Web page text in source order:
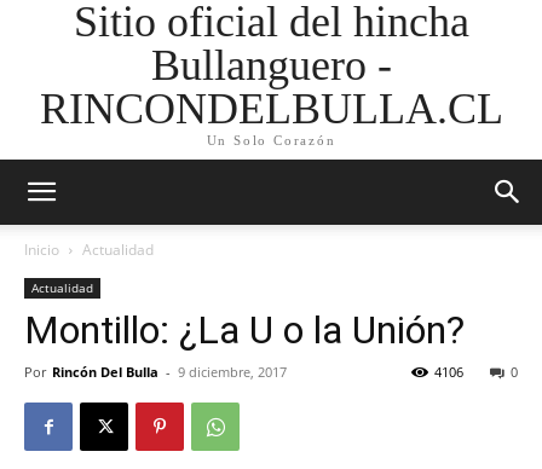
Sitio oficial del hincha
Bullanguero -
RINCONDELBULLA.CL
Un Solo Corazón
Inicio Actualidad
Actualidad
Montillo: ¿La U o la Unión?
Por Rincón Del Bulla - 9 diciembre, 2017 0
4106